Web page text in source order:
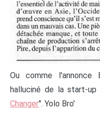
Ou comme l'annonce
halluciné de la start-
Changer". Yolo Bro'